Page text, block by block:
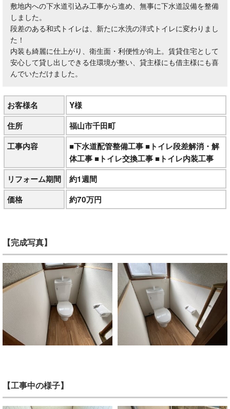
敷地内への下水道引込み工事から進め、無事に下水道設備を整備
しました。
段差のある和式トイレは、新たに水洗の洋式トイレに変わりまし
た！
内装も綺麗に仕上がり、衛生面・利便性が向上。賃貸住宅として
安心して貸し出しできる住環境が整い、貸主様にも借主様にも喜
んでいただけました。
お客様名
Y様
住所
福山市千田町
工事内容
■下水道配管整備工事 ■トイレ段差解消・解
体工事 ■トイレ交換工事 ■トイレ内装工事
リフォーム期間
約1週間
価格
約70万円
【完成写真】
【工事中の様子】